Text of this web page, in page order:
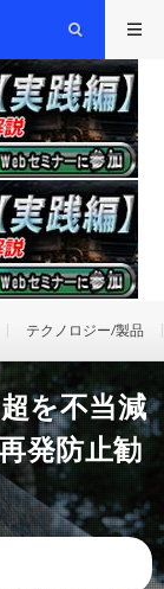
テクノロジー/製品
を不当減
発防止勧